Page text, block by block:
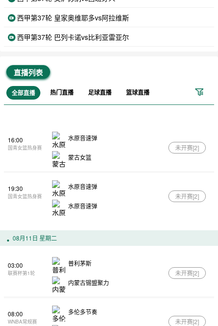
西甲第37轮 皇家奥维耶多vs阿拉维斯
西甲第37轮 巴列卡诺vs比利亚雷亚尔
直播列表
全部直播 热门直播 足球直播 篮球直播
16:00
国青女篮热身赛
水原音速弹
蒙古女篮
未开赛[2]
19:30
国青女篮热身赛
水原音速弹
水原音速弹
未开赛[2]
08月11日 星期二
03:00
联赛杯第1轮
普利茅斯
内蒙古锡盟聚力
未开赛[2]
08:00
WNBA常规赛
多伦多节奏
未开赛[2]